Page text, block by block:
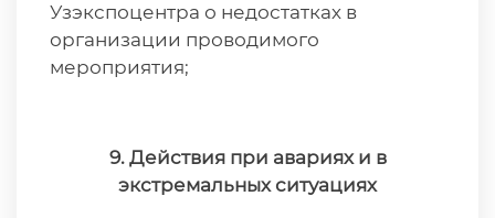
Узэкспоцентра о недостатках в
организации проводимого
мероприятия;
9. Действия при авариях и в
экстремальных ситуациях